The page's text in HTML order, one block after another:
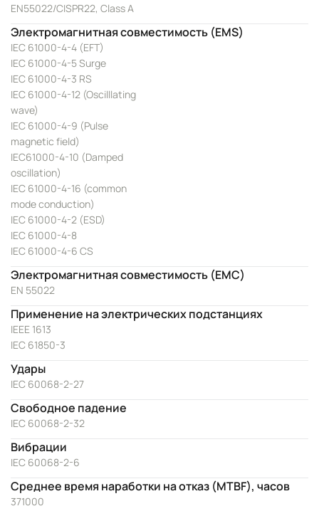
EN55022/CISPR22, Class A
Электромагнитная совместимость (EMS)
IEC 61000-4-4 (EFT)
IEC 61000-4-5 Surge
IEC 61000-4-3 RS
IEC 61000-4-12 (Oscilllating
wave)
IEC 61000-4-9 (Pulse
magnetic field)
IEC61000-4-10 (Damped
oscillation)
IEC 61000-4-16 (common
mode conduction)
IEC 61000-4-2 (ESD)
IEC 61000-4-8
IEC 61000-4-6 CS
Электромагнитная совместимость (EMC)
EN 55022
Применение на электрических подстанциях
IEEE 1613
IEC 61850-3
Удары
IEC 60068-2-27
Свободное падение
IEC 60068-2-32
Вибрации
IEC 60068-2-6
Среднее время наработки на отказ (MTBF), часов
371000